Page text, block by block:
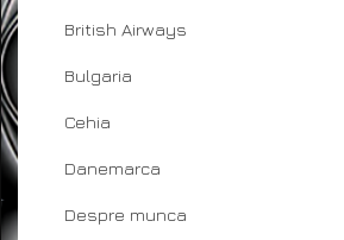
British Airways
Bulgaria
Cehia
Danemarca
Despre munca